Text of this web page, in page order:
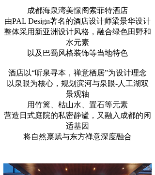
成都海泉湾美憬阁索菲特酒店
由PAL Design著名的酒店设计师梁景华设计
整体采用新亚洲设计风格，融合绿色田野和
水元素
以及巴蜀风格装饰等当地特色
酒店以“听泉寻本，禅意栖居”为设计理念
以泉眼为核心，规划滨河与泉眼-人工湖双
景观轴
用竹篱、枯山水、置石等元素
营造日式庭院的私密静谧，又融入成都的闲
适基因
将自然禀赋与东方禅意深度融合